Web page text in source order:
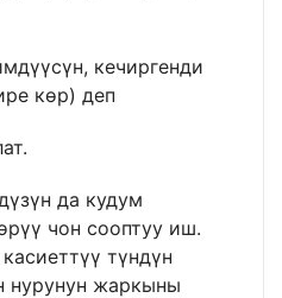
кечиргенди
көр) деп
да кудум
чон сооптуу иш.
түндүн
нурунун жаркыны